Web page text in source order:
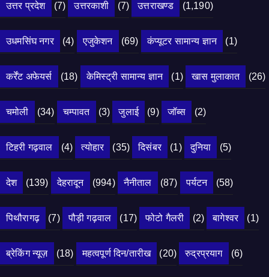
उत्तर प्रदेश (7) उत्तरकाशी (7) उत्तराखण्ड (1,190)
उधमसिंघ नगर (4) एजुकेशन (69) कंप्यूटर सामान्य ज्ञान (1)
कर्रेंट अफेयर्स (18) केमिस्ट्री सामान्य ज्ञान (1) खास मुलाकात (26)
चमोली (34) चम्पावत (3) जुलाई (9) जॉब्स (2)
टिहरी गढ़वाल (4) त्योहार (35) दिसंबर (1) दुनिया (5)
देश (139) देहरादून (994) नैनीताल (87) पर्यटन (58)
पिथौरागढ़ (7) पौड़ी गढ़वाल (17) फोटो गैलरी (2) बागेश्वर (1)
ब्रेकिंग न्यूज़ (18) महत्वपूर्ण दिन/तारीख (20) रुद्रप्रयाग (6)